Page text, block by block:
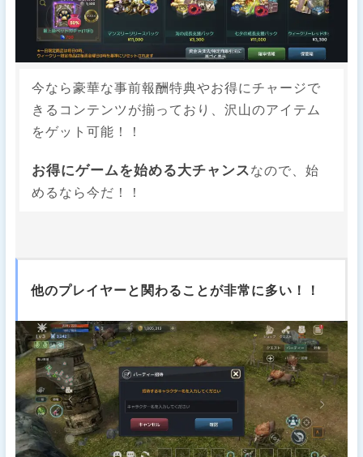
今なら豪華な事前報酬特典やお得にチャージで
きるコンテンツが揃っており、沢山のアイテム
をゲット可能！！
お得にゲームを始める大チャンスなので、始
めるなら今だ！！
他のプレイヤーと関わることが非常に多い！！